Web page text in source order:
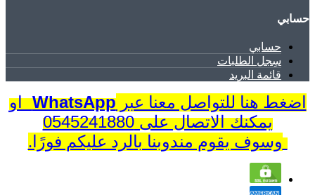
حسابي
حسابي
سِجل الطلبات
قائمة البريد
اضغط هنا للتواصل معنا عبرWhatsAppاو
يمكنك الاتصال على 0545241880
وسوف يقوم مندوبنا بالرد عليكم فورًا.